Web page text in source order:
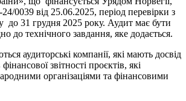
0039 від 25.06.2025, період перевірки з
до 31 грудня 2025 року. Аудит має бути
до технічного завдання, яке додається.
аудиторські компанії, які мають досвід
звітності проєктів, які
організаціями та фінансовими